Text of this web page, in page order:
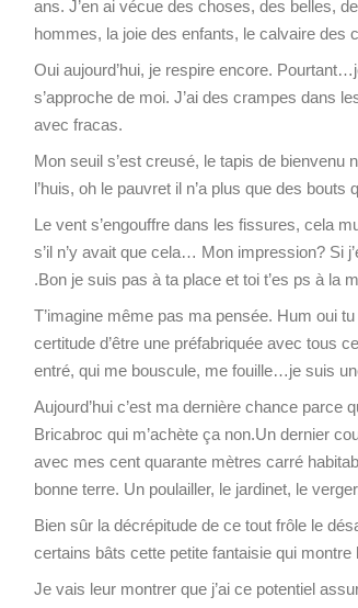
ans. J’en ai vécue des choses, des belles,
hommes, la joie des enfants, le calvaire des
Oui aujourd’hui, je respire encore.
s’approche de moi. J’ai des crampes dans
avec fracas.
Mon seuil s’est creusé, le tapis de bienvenu
l’huis, oh le pauvret il n’a plus que des bouts
Le vent s’engouffre dans les fissures, cela
s’il n’y avait que cela… Mon impression? Si
.Bon je suis pas à ta place et toi t’es ps à la
T’imagine même pas ma pensée. Hum oui
certitude d’être une préfabriquée avec tous
entré, qui me bouscule, me fouille…je suis
Aujourd’hui c’est ma dernière chance
Bricabroc qui m’achète ça non.Un dernier
avec mes cent quarante mètres carré
bonne terre. Un poulailler, le jardinet, le
Bien sûr la décrépitude de ce tout frôle le
certains bâts cette petite fantaisie qui
Je vais leur montrer que j’ai ce potentiel